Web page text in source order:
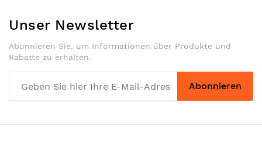
Unser Newsletter
Abonnieren Sie, um Informationen über Produkte und
Rabatte zu erhalten.
Abonnieren